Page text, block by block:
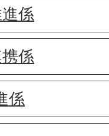
係
係
係